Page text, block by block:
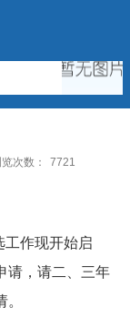
次数： 7721
工作现开始启
请，请二、三年